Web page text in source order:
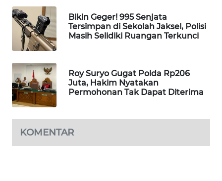
Bikin Geger! 995 Senjata
Tersimpan di Sekolah Jaksel, Polisi
Masih Selidiki Ruangan Terkunci
Roy Suryo Gugat Polda Rp206
Juta, Hakim Nyatakan
Permohonan Tak Dapat Diterima
KOMENTAR
FORJASIDA
TAMBANG
NEWS
SITUNGIR
NEWS